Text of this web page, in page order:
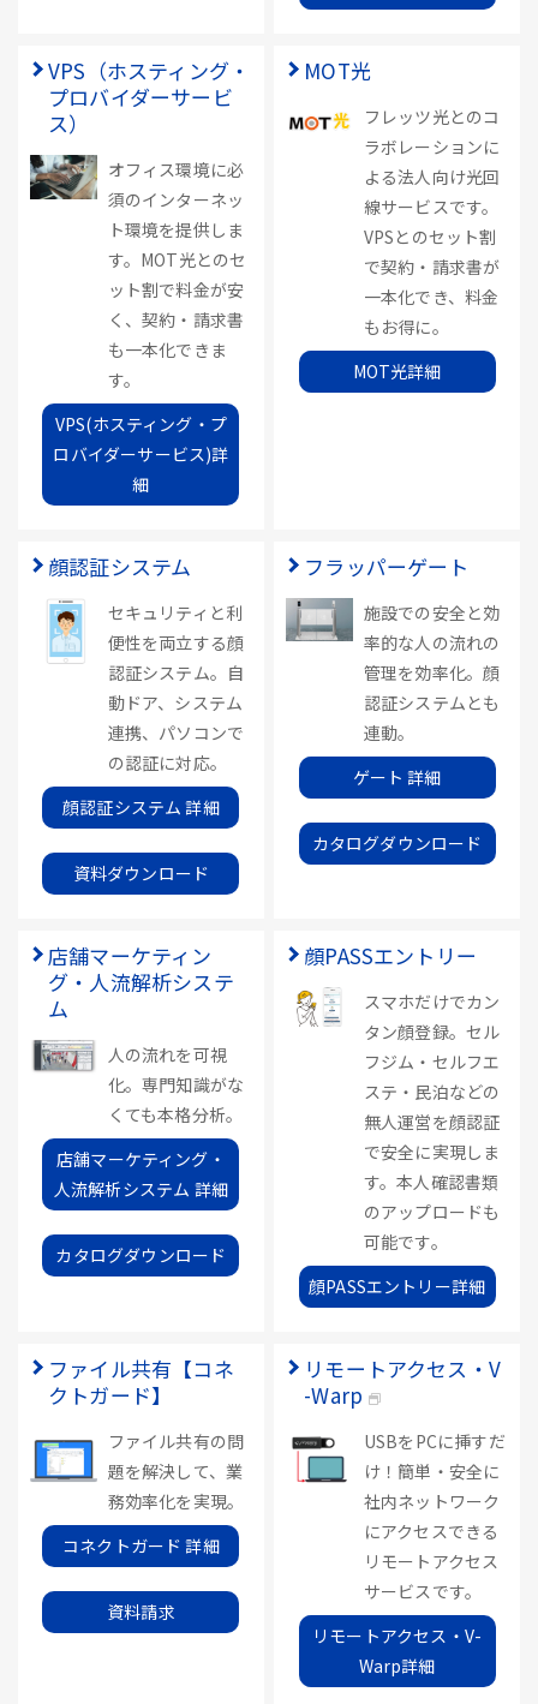
VPS（ホスティング・
プロバイダーサービ
ス）
オフィス環境に必
須のインターネッ
ト環境を提供しま
す。MOT光とのセ
ット割で料金が安
く、契約・請求書
も一本化できま
す。
VPS(ホスティング・プ
ロバイダーサービス)詳
細
MOT光
フレッツ光とのコ
ラボレーションに
よる法人向け光回
線サービスです。
VPSとのセット割
で契約・請求書が
一本化でき、料金
もお得に。
MOT光詳細
顔認証システム
セキュリティと利
便性を両立する顔
認証システム。自
動ドア、システム
連携、パソコンで
の認証に対応。
顔認証システム 詳細
資料ダウンロード
フラッパーゲート
施設での安全と効
率的な人の流れの
管理を効率化。顔
認証システムとも
連動。
ゲート 詳細
カタログダウンロード
店舗マーケティン
グ・人流解析システ
ム
人の流れを可視
化。専門知識がな
くても本格分析。
店舗マーケティング・
人流解析システム 詳細
カタログダウンロード
顔PASSエントリー
スマホだけでカン
タン顔登録。セル
フジム・セルフエ
ステ・民泊などの
無人運営を顔認証
で安全に実現しま
す。本人確認書類
のアップロードも
可能です。
顔PASSエントリー詳細
ファイル共有【コネ
クトガード】
ファイル共有の問
題を解決して、業
務効率化を実現。
コネクトガード 詳細
資料請求
リモートアクセス・V
-Warp
USBをPCに挿すだ
け！簡単・安全に
社内ネットワーク
にアクセスできる
リモートアクセス
サービスです。
リモートアクセス・V-
Warp詳細